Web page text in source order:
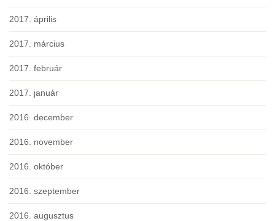
2017. április
2017. március
2017. február
2017. január
2016. december
2016. november
2016. október
2016. szeptember
2016. augusztus